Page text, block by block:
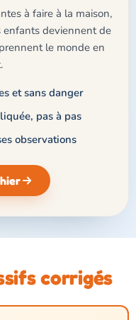
à faire à la maison,
enfants deviennent de
le monde en
et sans danger
pas à pas
observations
corrigés